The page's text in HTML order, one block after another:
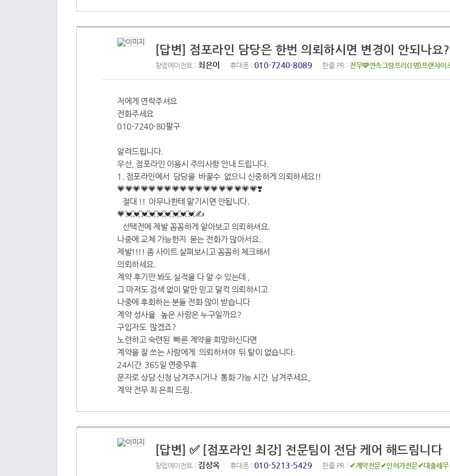
[답변] 점포라인 담당은 한번 의뢰하시면 변경이 안되나요?
창업에이전트 : 최은이 휴대폰 : 010-7240-8089 한줄 PR : 전무🩷연속그랑프리(1명)프랜차이
저에게 연락주셔요
전화주세요
010-7240-80팔구
알려드립니다.
우선, 점포라인 이용시 주의사항 안내 드립니다.
1. 점포라인에서 담당을 바꿀수 없으니 신중하게 의뢰하세요!!
💗💗💗💗💗💗💗💗💗💗💗💗💗💗💗💗💗💗❣️
절대 !! 아무나한테 맡기시면 안됩니다.
💗💓💓💓💓💓💓💓💓💓✍️
선택전에 제발 꼼꼼하게 알아보고 의뢰하셔요.
나중에 교체 가능한지 묻는 전화가 많아서요..
제발!!!! 좀 사이트 살펴보시고 꼼꼼히 체크해서
의뢰하세요.
계약 후기만 봐도 실적을 다 알 수 있는데 ,
그 마저도 검색 없이 말만 믿고 덜컥 의뢰하시고
나중에 후회하는 분들 전화 많이 받습니다
계약 성사율 높은 사람은 누구일까요?
구입자도 많겠죠?
노련하고 숙련된 빠른 계약을 희망하신다면
계약을 잘 쓰는 사람에게 의뢰하셔야 뒤 탈이 없습니다.
24시간 365일 연중무휴
문자로 상담 신청 남겨주시거나 통화 가능 시간 남겨주세요,
계약 전무 최 은희 드림.
[답변] ✅ [점포라인 최강] 전문팀이 전담 케어 해드림니다
창업에이전트 : 김상옥 휴대폰 : 010-5213-5429 한줄 PR : ✔계약전문✔인허가전문✔대출세무